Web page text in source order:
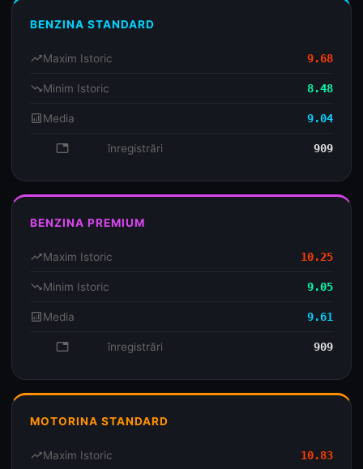
BENZINA STANDARD
trending_upMaxim Istoric 9.68
trending_downMinim Istoric 8.48
analyticsMedia 9.04
database înregistrări 909
BENZINA PREMIUM
trending_upMaxim Istoric 10.25
trending_downMinim Istoric 9.05
analyticsMedia 9.61
database înregistrări 909
MOTORINA STANDARD
trending_upMaxim Istoric 10.83